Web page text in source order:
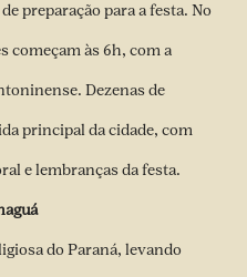
preparação para a festa. No
começam às 6h, com a
Dezenas de
principal da cidade, com
e lembranças da festa.
do Paraná, levando